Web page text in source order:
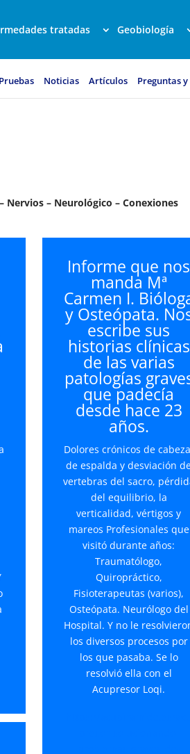
tratadas Geobiología
Pruebas Noticias Artículos Preguntas
Nervios – Neurológico – Conexiones
Informe que nos
manda Mª
Carmen I.
y Osteópata.
escribe sus
historias clínicas
de las varias
patologías
que padecía
desde hace 23
años.
Dolores crónicos de
de espalda y desviación
vertebras del sacro,
del equilibrio, la
verticalidad, vértigos y
mareos Profesionales que
visitó durante años:
Traumatólogo,
Quiropráctico,
Fisioterapeutas (varios),
Osteópata. Neurólogo del
Hospital. Y no le
los diversos procesos por
los que pasaba. Se lo
resolvió ella con el
Acupresor Loqi.